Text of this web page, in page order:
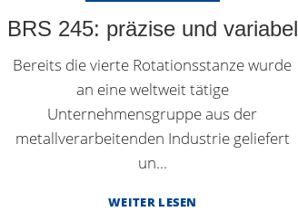
BRS 245: präzise und variabel
Bereits die vierte Rotationsstanze wurde
an eine weltweit tätige
Unternehmensgruppe aus der
metallverarbeitenden Industrie geliefert
un...
WEITER LESEN